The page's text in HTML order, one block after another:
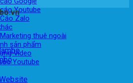
Youtube
Zalo
thuê ngoài
sản phẩm
Video
Youtube